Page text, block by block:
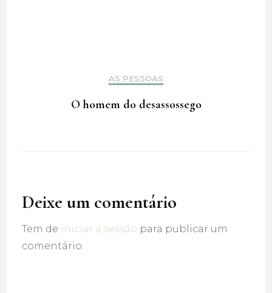
AS PESSOAS
O homem do desassossego
Deixe um comentário
Tem de iniciar a sessão para publicar um
comentário.